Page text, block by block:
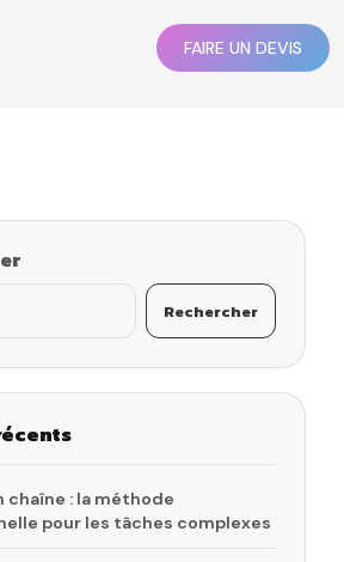
FAIRE UN DEVIS
Rechercher
chaîne : la méthode
pour les tâches complexes